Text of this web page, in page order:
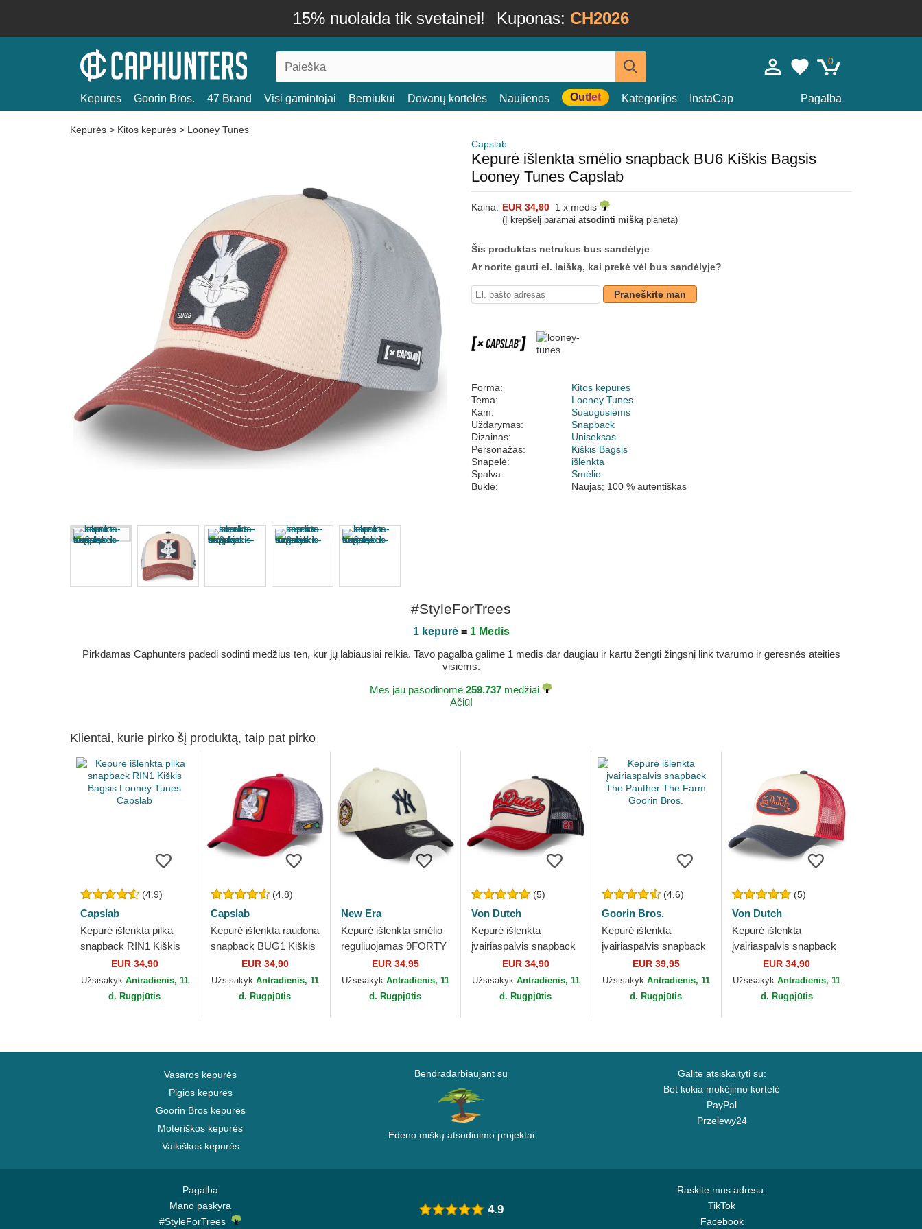
15% nuolaida tik svetainei! Kuponas: CH2026
0
Kepurės Goorin Bros. 47 Brand Visi gamintojai Berniukui Dovanų kortelės Naujienos Outlet Kategorijos InstaCap Pagalba
Kepurės > Kitos kepurės > Looney Tunes
Capslab
Kepurė išlenkta smėlio snapback BU6 Kiškis Bagsis
Looney Tunes Capslab
Kaina: EUR 34,90 1 x medis
(Į krepšelį paramai atsodinti miškąplaneta)
Šis produktas netrukus bus sandėlyje
Ar norite gauti el. laišką, kai prekė vėl bus sandėlyje?
Praneškite man
Forma:
Kitos kepurės
Tema:
Looney Tunes
Kam:
Suaugusiems
Uždarymas:
Snapback
Dizainas:
Uniseksas
Personažas:
Kiškis Bagsis
Snapelė:
išlenkta
Spalva:
Smėlio
Būklė:
Naujas; 100 % autentiškas
#StyleForTrees
1 kepurė= 1 Medis
Pirkdamas Caphunters padedi sodinti medžius ten, kur jų labiausiai reikia. Tavo pagalba galime 1 medis dar daugiau ir kartu žengti žingsnį link tvarumo ir geresnės ateities
visiems.
Mes jau pasodinome 259.737 medžiai
Ačiū!
Klientai, kurie pirko šį produktą, taip pat pirko
(4.9)
Capslab
Kepurė išlenkta pilka
snapback RIN1 Kiškis
Bagsis Looney Tunes
Capslab
EUR 34,90
Užsisakyk Antradienis, 11
d. Rugpjūtis
(4.8)
Capslab
Kepurė išlenkta raudona
snapback BUG1 Kiškis
Bagsis Looney Tunes
Capslab
EUR 34,90
Užsisakyk Antradienis, 11
d. Rugpjūtis
New Era
Kepurė išlenkta smėlio
reguliuojamas 9FORTY
World Series New York
Yankees MLB New Era
EUR 34,95
Užsisakyk Antradienis, 11
d. Rugpjūtis
(5)
Von Dutch
Kepurė išlenkta
įvairiaspalvis snapback
BAS Von Dutch
EUR 34,90
Užsisakyk Antradienis, 11
d. Rugpjūtis
(4.6)
Goorin Bros.
Kepurė išlenkta
įvairiaspalvis snapback
The Panther The Farm
Goorin Bros.
EUR 39,95
Užsisakyk Antradienis, 11
d. Rugpjūtis
(5)
Von Dutch
Kepurė išlenkta
įvairiaspalvis snapback
CLA5 Von Dutch
EUR 34,90
UžsisakykAntradienis, 11
d. Rugpjūtis
Vasaros kepurės
Pigios kepurės
Goorin Bros kepurės
Moteriškos kepurės
Vaikiškos kepurės
Bendradarbiaujant su
Edeno miškų atsodinimo projektai
Galite atsiskaityti su:
Bet kokia mokėjimo kortelė
PayPal
Przelewy24
Pagalba
Mano paskyra
#StyleForTrees
Raskite mus adresu:
TikTok
Facebook
4.9